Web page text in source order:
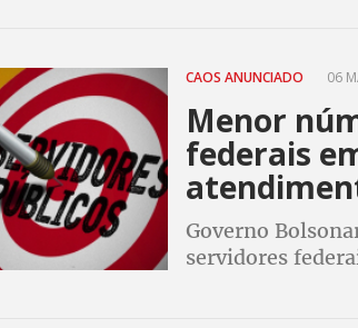
CAOS ANUNCIADO 06
Menor
federais
Governo
servidores